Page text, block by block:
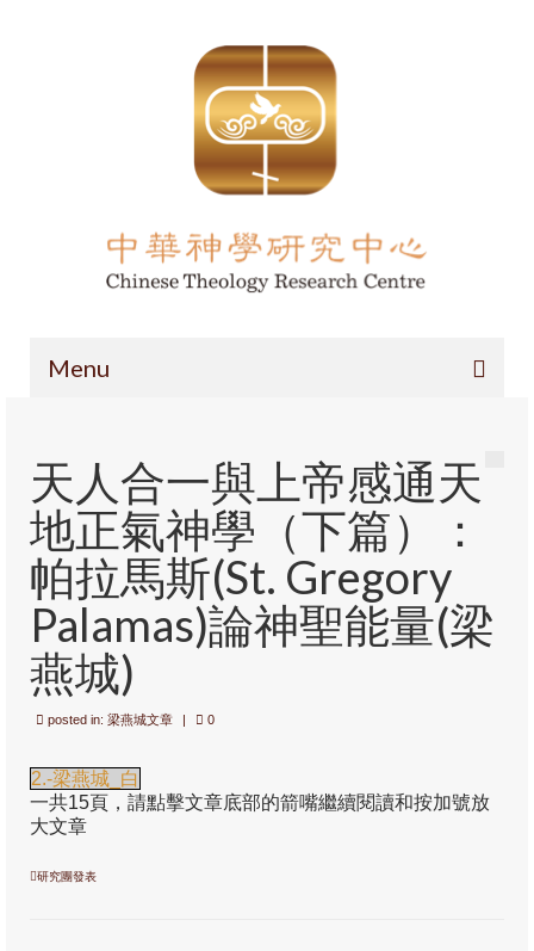
Menu
項目簡介
導論
定位
研究範圍
操守及投稿
徽標
呈獻您中華神學(通識版)
天人合一與上帝感通天
地正氣神學（下篇）：
帕拉馬斯(St. Gregory
Palamas)論神聖能量(梁
燕城)
posted in: 梁燕城文章 | 0
2.-梁燕城_白
一共15頁，請點擊文章底部的箭嘴繼續閱讀和按加號放
大文章
研究團發表